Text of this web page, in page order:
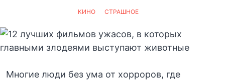
КИНО СТРАШНОЕ
Многие люди без ума от хорроров, где